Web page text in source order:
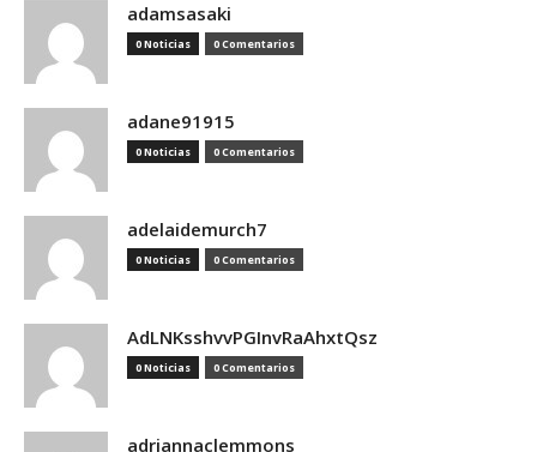
adamsasaki
0 Noticias 0 Comentarios
adane91915
0 Noticias 0 Comentarios
adelaidemurch7
0 Noticias 0 Comentarios
AdLNKsshvvPGInvRaAhxtQsz
0 Noticias 0 Comentarios
adriannaclemmons